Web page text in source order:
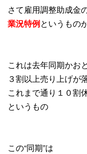
さて雇用調整助成金
業況特例というもの
これは去年同期かお
３割以上売り上げが
これまで通り１０割
というもの
この“同期”は